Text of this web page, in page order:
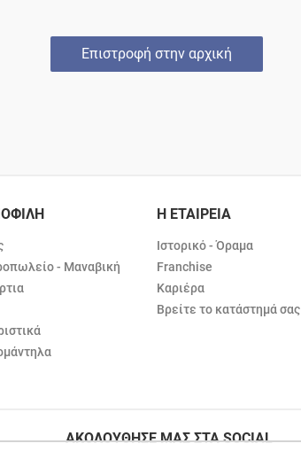
Επιστροφή στην αρχική
- Μαναβική
Η ΕΤΑΙΡΕΙΑ
Ιστορικό - Όραμα
Franchise
Καριέρα
Βρείτε το κατάστημά σας
ΑΚΟΛΟΥΘΗΣΕ ΜΑΣ ΣΤΑ SOCIAL